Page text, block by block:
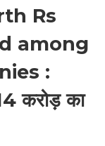
Rs
among
:
करोड़ का